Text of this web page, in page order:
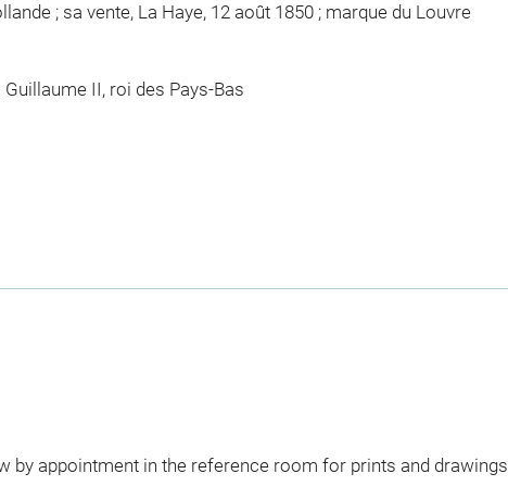
; sa vente, La Haye, 12 août 1850 ; marque du Louvre
II, roi des Pays-Bas
by appointment in the reference room for prints and drawings